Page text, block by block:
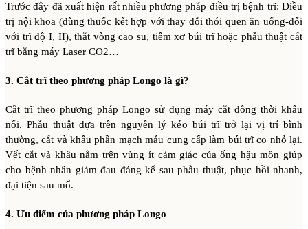
Trước đây đã xuất hiện rất nhiều phương pháp điều trị bệnh trĩ: Điều
trị nội khoa (dùng thuốc kết hợp với thay đổi thói quen ăn uống-đối
với trĩ độ I, II), thắt vòng cao su, tiêm xơ búi trĩ hoặc phẫu thuật cắt
trĩ bằng máy Laser CO2…
3. Cắt trĩ theo phương pháp Longo là gì?
Cắt trĩ theo phương pháp Longo sử dụng máy cắt đồng thời khâu
nối. Phẫu thuật dựa trên nguyên lý kéo búi trĩ trở lại vị trí bình
thường, cắt và khâu phần mạch máu cung cấp làm búi trĩ co nhỏ lại.
Vết cắt và khâu nằm trên vùng ít cảm giác của ống hậu môn giúp
cho bệnh nhân giảm đau đáng kể sau phẫu thuật, phục hồi nhanh,
đại tiện sau mổ.
4. Ưu điểm của phương pháp Longo